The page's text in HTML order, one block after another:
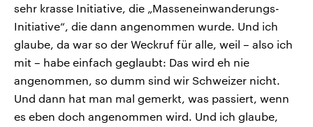
sehr krasse Initiative, die „Masseneinwanderungs-
Initiative“, die dann angenommen wurde. Und ich
glaube, da war so der Weckruf für alle, weil – also ich
mit – habe einfach geglaubt: Das wird eh nie
angenommen, so dumm sind wir Schweizer nicht.
Und dann hat man mal gemerkt, was passiert, wenn
es eben doch angenommen wird. Und ich glaube,